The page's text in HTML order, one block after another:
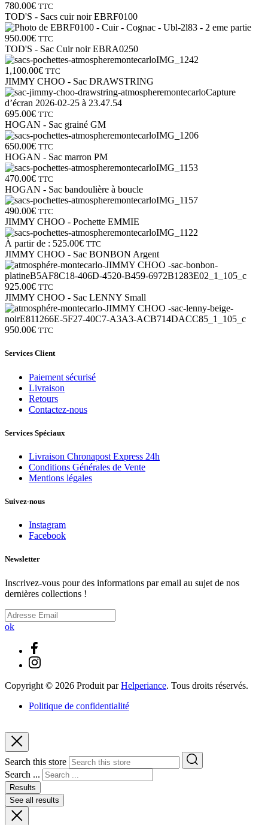
780.00€ TTC
TOD'S - Sacs cuir noir EBRF0100
950.00€ TTC
TOD'S - Sac Cuir noir EBRA0250
1,100.00€ TTC
JIMMY CHOO - Sac DRAWSTRING
695.00€ TTC
HOGAN - Sac grainé GM
650.00€ TTC
HOGAN - Sac marron PM
470.00€ TTC
HOGAN - Sac bandoulière à boucle
490.00€ TTC
JIMMY CHOO - Pochette EMMIE
À partir de : 525.00€ TTC
JIMMY CHOO - Sac BONBON Argent
925.00€ TTC
JIMMY CHOO - Sac LENNY Small
950.00€ TTC
Services Client
Paiement sécurisé
Livraison
Retours
Contactez-nous
Services Spéciaux
Livraison Chronapost Express 24h
Conditions Générales de Vente
Mentions légales
Suivez-nous
Instagram
Facebook
Newsletter
Inscrivez-vous pour des informations par email au sujet de nos
dernières collections !
ok
Copyright © 2026 Produit parHelperiance. Tous droits réservés.
Politique de confidentialité
Search this store
Search ...
Results
See all results